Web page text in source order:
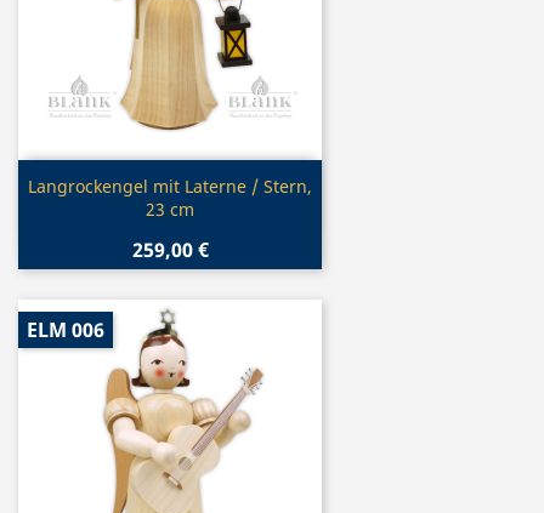
Vorschau
Langrockengel mit Laterne / Stern,
23 cm
259,00 €
ELM 006